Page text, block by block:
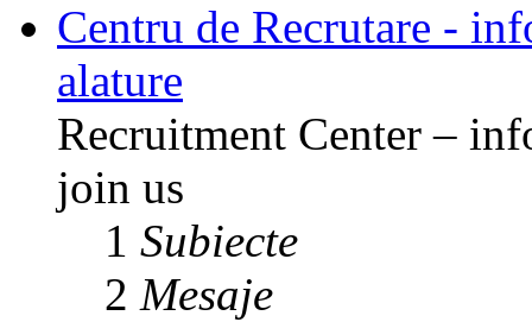
Centru de Recrutare -
alature
Recruitment Center –
join us
1 Subiecte
2 Mesaje